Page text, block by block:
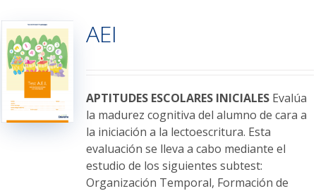
Las
opciones
elegir
en
la
página
de
producto
AEI
APTITUDES ESCOLARES INICIALESEvalúa
la madurez cognitiva del alumno de cara a
la iniciación a la lectoescritura. Esta
evaluación se lleva a cabo mediante el
estudio de los siguientes subtest:
Organización Temporal, Formación de